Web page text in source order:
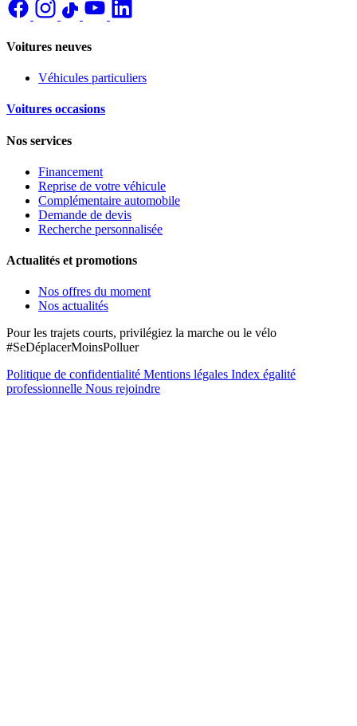
Voitures neuves
Véhicules particuliers
Voitures occasions
Nos services
Financement
Reprise de votre véhicule
Complémentaire automobile
Demande de devis
Recherche personnalisée
Actualités et promotions
Nos offres du moment
Nos actualités
Pour les trajets courts, privilégiez la marche ou le vélo
#SeDéplacerMoinsPolluer
Politique de confidentialité Mentions légales Index égalité
professionnelle Nous rejoindre